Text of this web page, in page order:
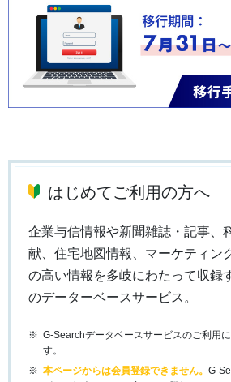
はじめてご利用の方へ
企業与信情報や新聞雑誌・記事、
献、住宅地図情報、マーケティン
の高い情報を多岐にわたって収録
のデーターベースサービス。
G-Searchデータベースサービスのご利用
す。
本ページからは会員登録できません。 G-